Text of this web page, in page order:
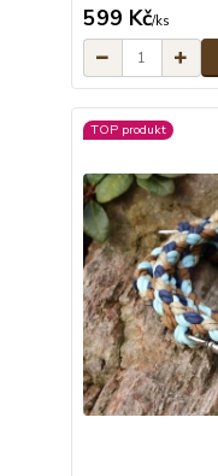
599 Kč/ks
TOP produkt